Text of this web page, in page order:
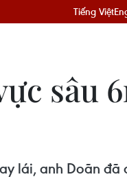
Tiếng Việt
sâu
lái, anh Doãn